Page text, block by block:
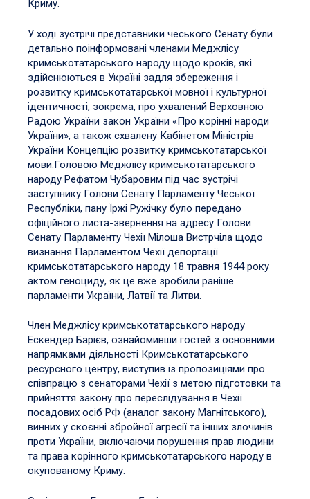
Криму.
У ході зустрічі представники чеського Сенату були
детально поінформовані членами Меджлісу
кримськотатарського народу щодо кроків, які
здійснюються в Україні задля збереження і
розвитку кримськотатарської мовної і культурної
ідентичності, зокрема, про ухвалений Верховною
Радою України закон України «Про корінні народи
України», а також схвалену Кабінетом Міністрів
України Концепцію розвитку кримськотатарської
мови.Головою Меджлісу кримськотатарського
народу Рефатом Чубаровим під час зустрічі
заступнику Голови Сенату Парламенту Чеської
Республіки, пану Їржі Ружічку було передано
офіційного листа-звернення на адресу Голови
Сенату Парламенту Чехії Мілоша Вистрчіла щодо
визнання Парламентом Чехії депортації
кримськотатарського народу 18 травня 1944 року
актом геноциду, як це вже зробили раніше
парламенти України, Латвії та Литви.
Член Меджлісу кримськотатарського народу
Ескендер Барієв, ознайомивши гостей з основними
напрямками діяльності Кримськотатарського
ресурсного центру, виступив із пропозиціями про
співпрацю з сенаторами Чехії з метою підготовки та
прийняття закону про переслідування в Чехії
посадових осіб РФ (аналог закону Магнітського),
винних у скоєнні збройної агресії та інших злочинів
проти України, включаючи порушення прав людини
та права корінного кримськотатарського народу в
окупованому Криму.